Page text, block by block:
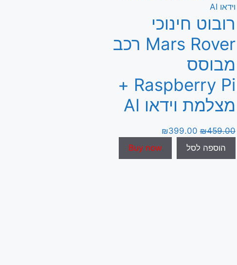
רובוט חינוכי
Mars Rover רכב
מבוסס
Raspberry Pi +
מצלמת וידאו AI
₪459.00
₪399.00
הוספה לסל
Buy now